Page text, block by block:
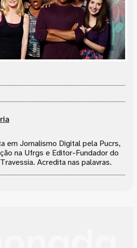
em Jornalismo Digital pela Pucrs,
na Ufrgs e Editor-Fundador do
Acredita nas palavras.